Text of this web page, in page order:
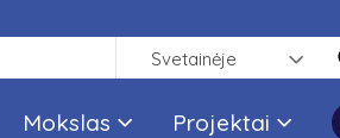
Svetainėje
Mokslas Projektai